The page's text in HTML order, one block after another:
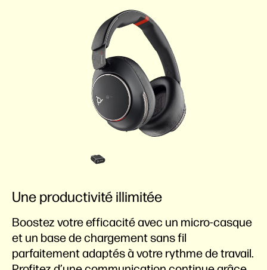
Une productivité illimitée
Boostez votre efficacité avec un micro-casque
et un base de chargement sans fil
parfaitement adaptés à votre rythme de travail.